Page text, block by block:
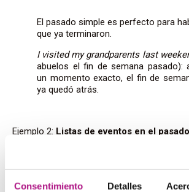
Consentimiento Detalles
El pasado simple es perfecto para
que ya terminaron.
I visited my grandparents last
abuelos el fin de semana pasado):
un momento exacto, el fin de
ya quedó atrás.
Ejemplo 2: Listas de eventos en el pasado
Cuando relatamosvarias cosas
el pasado simple es la elección